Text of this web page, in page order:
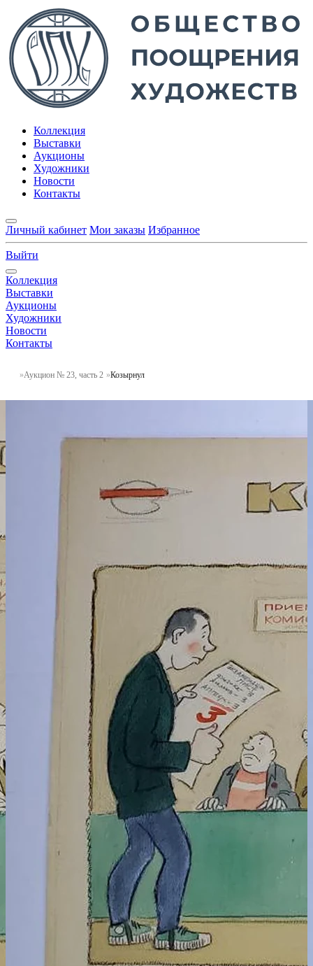
Коллекция
Выставки
Аукционы
Художники
Новости
Контакты
Личный кабинет Мои заказы Избранное
Выйти
Коллекция
Выставки
Аукционы
Художники
Новости
Контакты
Аукцион № 23, часть 2 Козырнул